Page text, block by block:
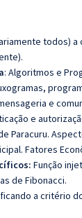
todos)
: Algoritmos e
e
e
Paracuru.
Fatores
Função
de Fibonacci.
a critério